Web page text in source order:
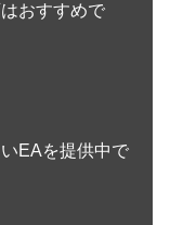
おすすめで
EAを提供中で